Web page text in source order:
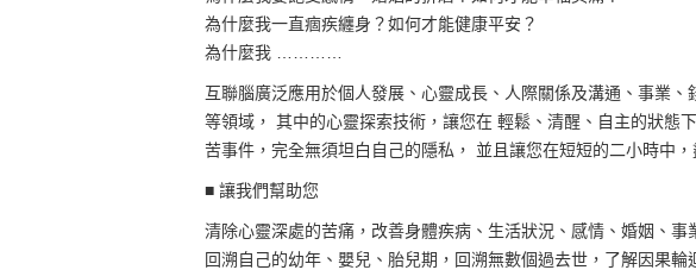
為什麼我一直痼疾纏身？如何才能健康平安？
為什麼我 …………
互聯腦廣泛應用於個人發展、心靈成長、人際關係及溝通、事業
等領域， 其中的心靈探索技術，讓您在 輕鬆、清醒、自主的狀態
苦事件，完全無須坦白自己的隱私， 並且讓您在短短的二小時中
■ 讓我們幫助您
清除心靈深處的苦痛，改善身體疾病、生活狀況、感情、婚姻、事
回溯自己的幼年、嬰兒、胎兒期，回溯無數個過去世，了解因果輪